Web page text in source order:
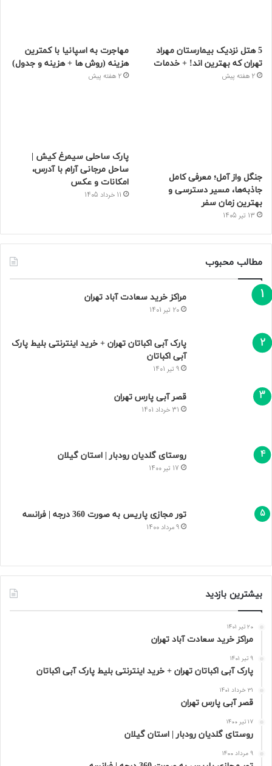
5 هتل نزدیک بیمارستان مهراد
تهران که بهترین‌ اند! + خدمات
2 هفته پیش
مهاجرت به اسپانیا با کمترین
هزینه (روش ها + هزینه و جدول)
2 هفته پیش
جنگل واز آمل؛ معرفی کامل
جاذبه‌ها، مسیر دسترسی و
بهترین زمان سفر
13 تیر 1405
پارک ساحلی سیمرغ کیش |
ساحل مرجانی آرام با آدرس،
امکانات و عکس
11 خرداد 1405
مطالب محبوب
مراکز خرید سعادت‌ آباد تهران
20 تیر 1401
پارک آبی اکباتان تهران + خرید اینترنتی بلیط پارک
آبی اکباتان
9 تیر 1401
قصر آبی پارس تهران
31 خرداد 1401
روستای گلدیان رودبار | استان گیلان
17 تیر 1400
تور مجازی پاریس به صورت 360 درجه | فرانسه
9 مرداد 1400
بیشترین بازدید
20 تیر 1401
مراکز خرید سعادت‌ آباد تهران
9 تیر 1401
پارک آبی اکباتان تهران + خرید اینترنتی بلیط پارک آبی اکباتان
31 خرداد 1401
قصر آبی پارس تهران
17 تیر 1400
روستای گلدیان رودبار | استان گیلان
9 مرداد 1400